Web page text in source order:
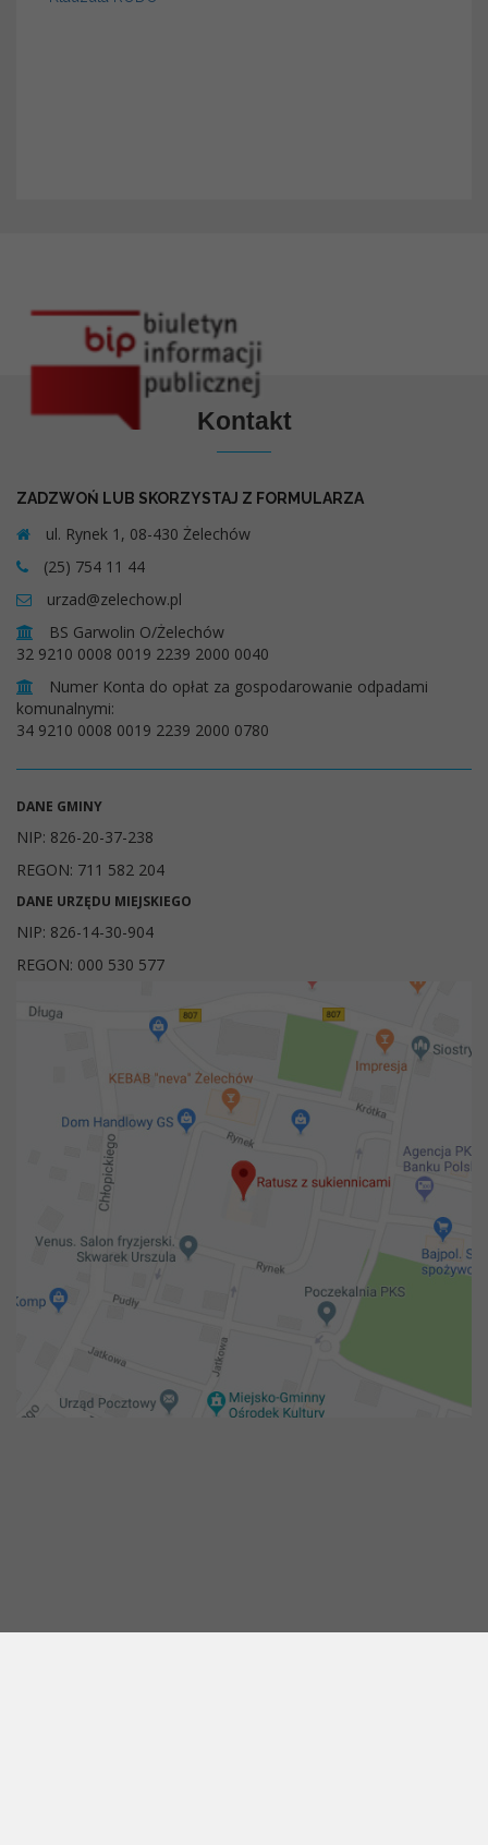
Kontakt
ZADZWOŃ LUB SKORZYSTAJ Z FORMULARZA
ul. Rynek 1, 08-430 Żelechów
(25) 754 11 44
urzad@zelechow.pl
BS Garwolin O/Żelechów
32 9210 0008 0019 2239 2000 0040
Numer Konta do opłat za gospodarowanie odpadami
komunalnymi:
34 9210 0008 0019 2239 2000 0780
DANE GMINY
NIP: 826-20-37-238
REGON: 711 582 204
DANE URZĘDU MIEJSKIEGO
NIP: 826-14-30-904
REGON: 000 530 577